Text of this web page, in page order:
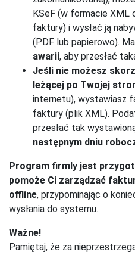
KSeF (w formacie XML
faktury) i wysłać ją
(PDF lub papierowo).
awarii, aby przesłać
Jeśli nie możesz
leżącej po Twojej
internetu), wystawiasz
faktury (plik XML).
przesłać tak
następnym dniu
Program firmly jest
pomoże Ci zarządzać
offline, przypominając o
wysłania do systemu.
Ważne!
Pamiętaj, że za